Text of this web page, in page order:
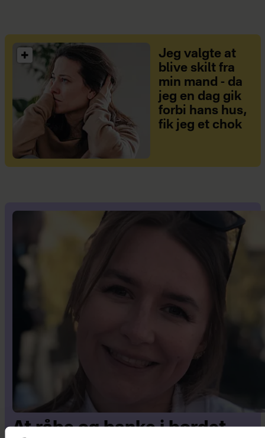
Jeg valgte at
blive skilt fra
min mand - da
jeg en dag gik
forbi hans hus,
fik jeg et chok
At råbe og banke i bordet